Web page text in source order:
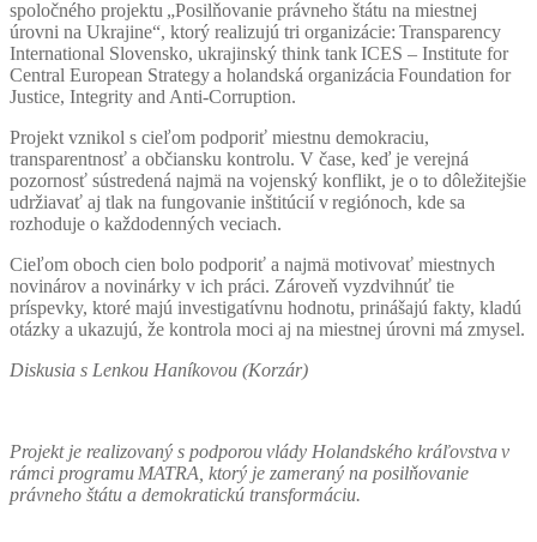
spoločného projektu „Posilňovanie právneho štátu na miestnej
úrovni na Ukrajine“, ktorý realizujú tri organizácie: Transparency
International Slovensko, ukrajinský think tankICES – Institute for
Central European Strategya holandská organizácia Foundation for
Justice, Integrity and Anti-Corruption.
Projekt vznikol s cieľom podporiť miestnu demokraciu,
transparentnosť a občiansku kontrolu. V čase, keď je verejná
pozornosť sústredená najmä na vojenský konflikt, je o to dôležitejšie
udržiavať aj tlak na fungovanie inštitúcií v regiónoch, kde sa
rozhoduje o každodenných veciach.
Cieľom oboch cien bolo podporiť a najmä motivovať miestnych
novinárov a novinárky v ich práci. Zároveň vyzdvihnúť tie
príspevky, ktoré majú investigatívnu hodnotu, prinášajú fakty, kladú
otázky a ukazujú, že kontrola moci aj na miestnej úrovni má zmysel.
Diskusia s Lenkou Haníkovou (Korzár)
Projekt je realizovaný s podporou vlády Holandského kráľovstva v
rámci programu MATRA, ktorý je zameraný na posilňovanie
právneho štátu a demokratickú transformáciu.